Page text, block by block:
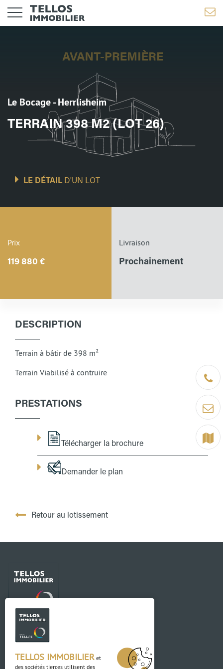
Être
Contact
Terrain
Le Bocage - Herrlisheim
TERRAIN 398 M2 (LOT 26)
LE DÉTAIL D'UN LOT
Prix
119 880 €
Livraison
Prochainement
DESCRIPTION
Terrain à bâtir de 398 m²
Terrain Viabilisé à contruire
PRESTATIONS
Télécharger la brochure
Demander le plan
Retour au lotissement
Contact
TELLOS IMMOBILIER et
des sociétés tierces utilisent des